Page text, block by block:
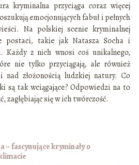
kryminalna przyciąga coraz więcej
emocjonujących fabuł i pełnych
Na polskiej scenie kryminalnej
postaci, takie jak Natasza Socha i
Każdy z nich wnosi coś unikalnego,
nie tylko przyciągają, ale również
nad złożonością ludzkiej natury. Co
są tak wciągające? Odpowiedzi na to
zagłębiając się w ich twórczość.
– fascynujące kryminały o